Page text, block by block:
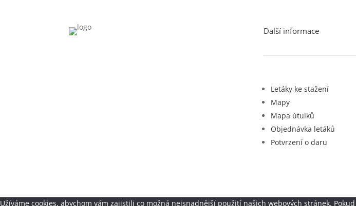
Další informace
Letáky ke stažení
Mapy
Mapa útulků
Objednávka letáků
Potvrzení o daru
Užíváme cookies, abychom vám zajistili co možná nejsnadnější použití našich webových stránek.